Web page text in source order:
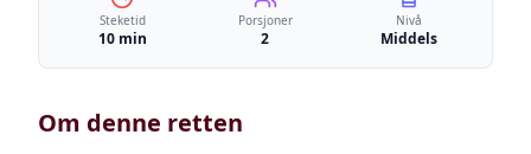
Steketid
10 min
Porsjoner
2
Nivå
Middels
Om denne retten